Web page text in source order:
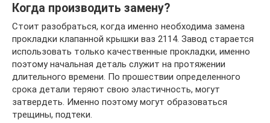
Когда производить замену?
Стоит разобраться, когда именно необходима замена
прокладки клапанной крышки ваз 2114. Завод старается
использовать только качественные прокладки, именно
поэтому начальная деталь служит на протяжении
длительного времени. По прошествии определенного
срока детали теряют свою эластичность, могут
затвердеть. Именно поэтому могут образоваться
трещины, подтеки.